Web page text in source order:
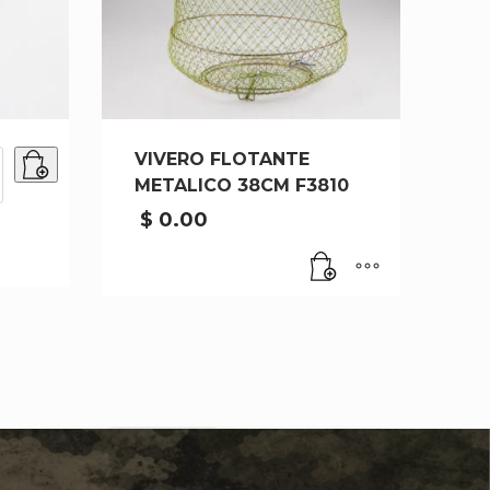
VIVERO FLOTANTE
METALICO 38CM F3810
$ 0.00